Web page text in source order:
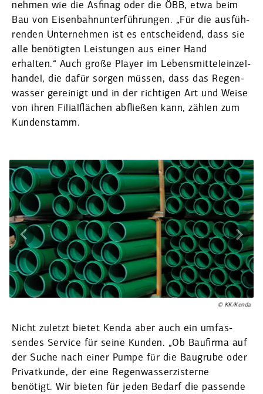
nehmen wie die Asfinag oder die ÖBB, etwa beim
Bau von Eisen­bahn­un­ter­füh­rungen. „Für die ausfüh­
renden Unter­nehmen ist es entscheidend, dass sie
alle benötigten Leistungen aus einer Hand
erhalten.“ Auch große Player im Lebens­mit­tel­ein­zel­
handel, die dafür sorgen müssen, dass das Regen­
wasser gereinigt und in der richtigen Art und Weise
von ihren Filial­flächen abfließen kann, zählen zum
Kunden­stamm.
© KK/Kenda
Nicht zuletzt bietet Kenda aber auch ein umfas­
sendes Service für seine Kunden. „Ob Baufirma auf
der Suche nach einer Pumpe für die Baugrube oder
Privat­kunde, der eine Regen­was­ser­zis­terne
benötigt. Wir bieten für jeden Bedarf die passende